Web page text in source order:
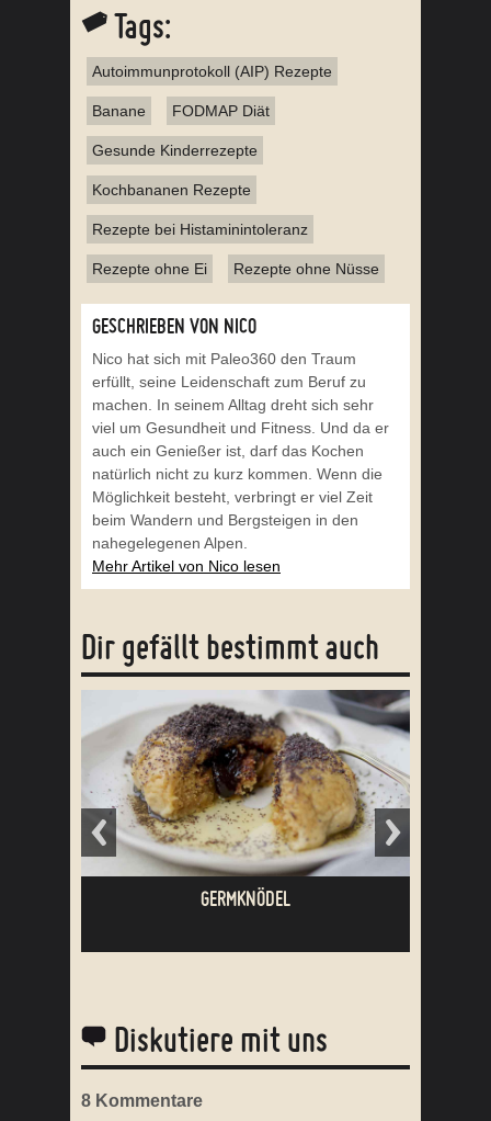
Tags:
Autoimmunprotokoll (AIP) Rezepte
Banane FODMAP Diät
Gesunde Kinderrezepte
Kochbananen Rezepte
Rezepte bei Histaminintoleranz
Rezepte ohne Ei Rezepte ohne Nüsse
GESCHRIEBEN VON NICO
Nico hat sich mit Paleo360 den Traum
erfüllt, seine Leidenschaft zum Beruf zu
machen. In seinem Alltag dreht sich sehr
viel um Gesundheit und Fitness. Und da er
auch ein Genießer ist, darf das Kochen
natürlich nicht zu kurz kommen. Wenn die
Möglichkeit besteht, verbringt er viel Zeit
beim Wandern und Bergsteigen in den
nahegelegenen Alpen.
Mehr Artikel von Nico lesen
Dir gefällt bestimmt auch
COOKIES EISCREME
Diskutiere mit uns
8 Kommentare